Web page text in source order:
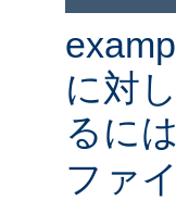
に対
るに
ファ